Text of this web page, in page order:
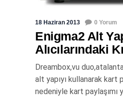
18 Haziran 2013 0 Yorum
Enigma2 Alt
Alıcılarındaki
Dreambox,vu
alt yapıyı kullanarak kart
nedeniyle kart